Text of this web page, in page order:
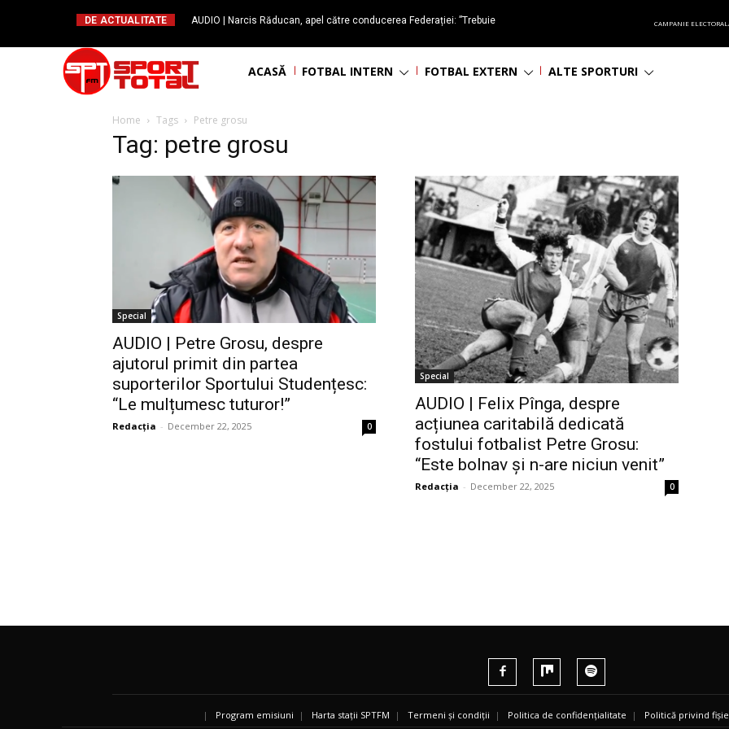
DE ACTUALITATE
AUDIO | Narcis Răducan, apel către conducerea Federației: ”Trebuie
CAMPANIE
ACASĂ FOTBAL INTERN FOTBAL EXTERN ALTE SPORTURI
Home Tags Petre grosu
Tag: petre grosu
Special
AUDIO | Petre Grosu, despre
ajutorul primit din partea
suporterilor Sportului Studențesc:
“Le mulțumesc tuturor!”
Redacția - December 22, 2025 0
Special
AUDIO | Felix Pînga, despre
acțiunea caritabilă dedicată
fostului fotbalist Petre Grosu:
“Este bolnav și n-are niciun venit”
Redacția - December 22, 2025 0
| Program emisiuni | Harta stații SPTFM | Termeni și condiții | Politica de confidențialitate | Politică privind